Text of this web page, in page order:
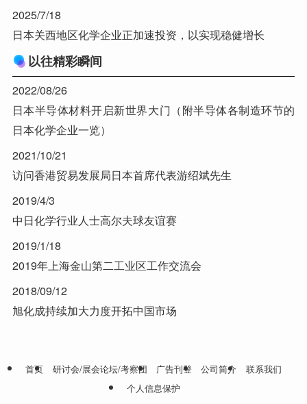
2025/7/18
日本关西地区化学企业正加速投资，以实现稳健增长
以往精彩瞬间
2022/08/26
日本半导体材料开启新世界大门（附半导体各制造环节的
日本化学企业一览）
2021/10/21
访问香港贸易发展局日本首席代表游绍斌先生
2019/4/3
中日化学行业人士高尔夫球友谊赛
2019/1/18
2019年上海金山第二工业区工作交流会
2018/09/12
旭化成持续加大力度开拓中国市场
首页 研讨会/展会论坛/考察团 广告刊登 公司简介
联系我们
个人信息保护